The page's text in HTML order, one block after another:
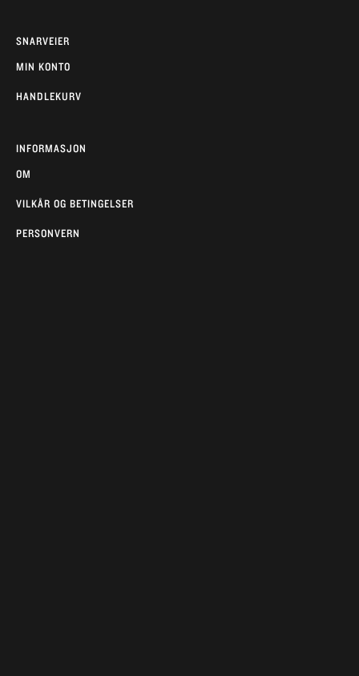
SNARVEIER
MIN KONTO
HANDLEKURV
INFORMASJON
OM
VILKÅR OG BETINGELSER
PERSONVERN